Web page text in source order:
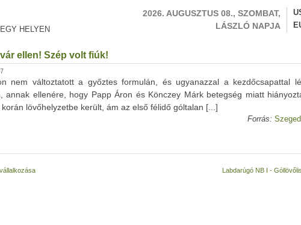
HELYEN
2026. AUGUSZTUS 08., SZOMBAT,
LÁSZLÓ NAPJA
ellen! Szép volt fiúk!
nem változtatott a győztes formulán, és ugyanazzal a kezdőcsapattal
annak ellenére, hogy Papp Áron és Könczey Márk betegség miatt
lövőhelyzetbe került, ám az első félidő góltalan [...]
Forrás:
Labdarúgó NB I -